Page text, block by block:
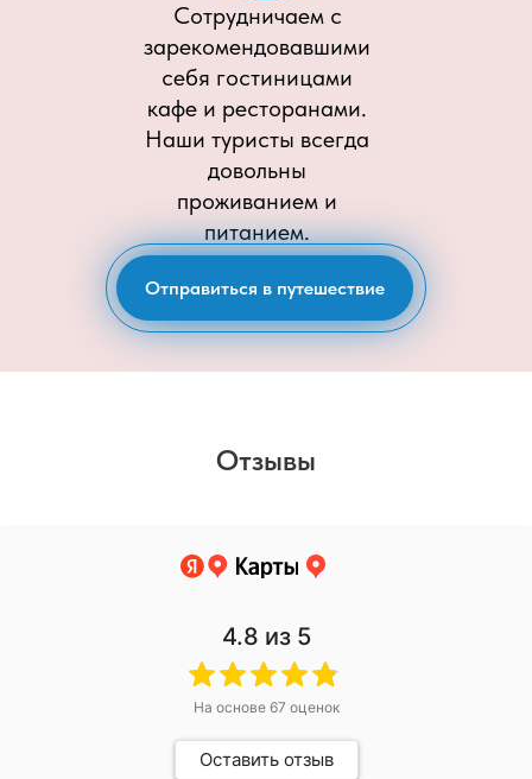
Сотрудничаем с
зарекомендовавшими
себя гостиницами
кафе и ресторанами.
Наши туристы всегда
довольны
проживанием и
питанием.
Отправиться в путешествие
Отзывы
4.8 из 5
На основе 67 оценок
Оставить отзыв